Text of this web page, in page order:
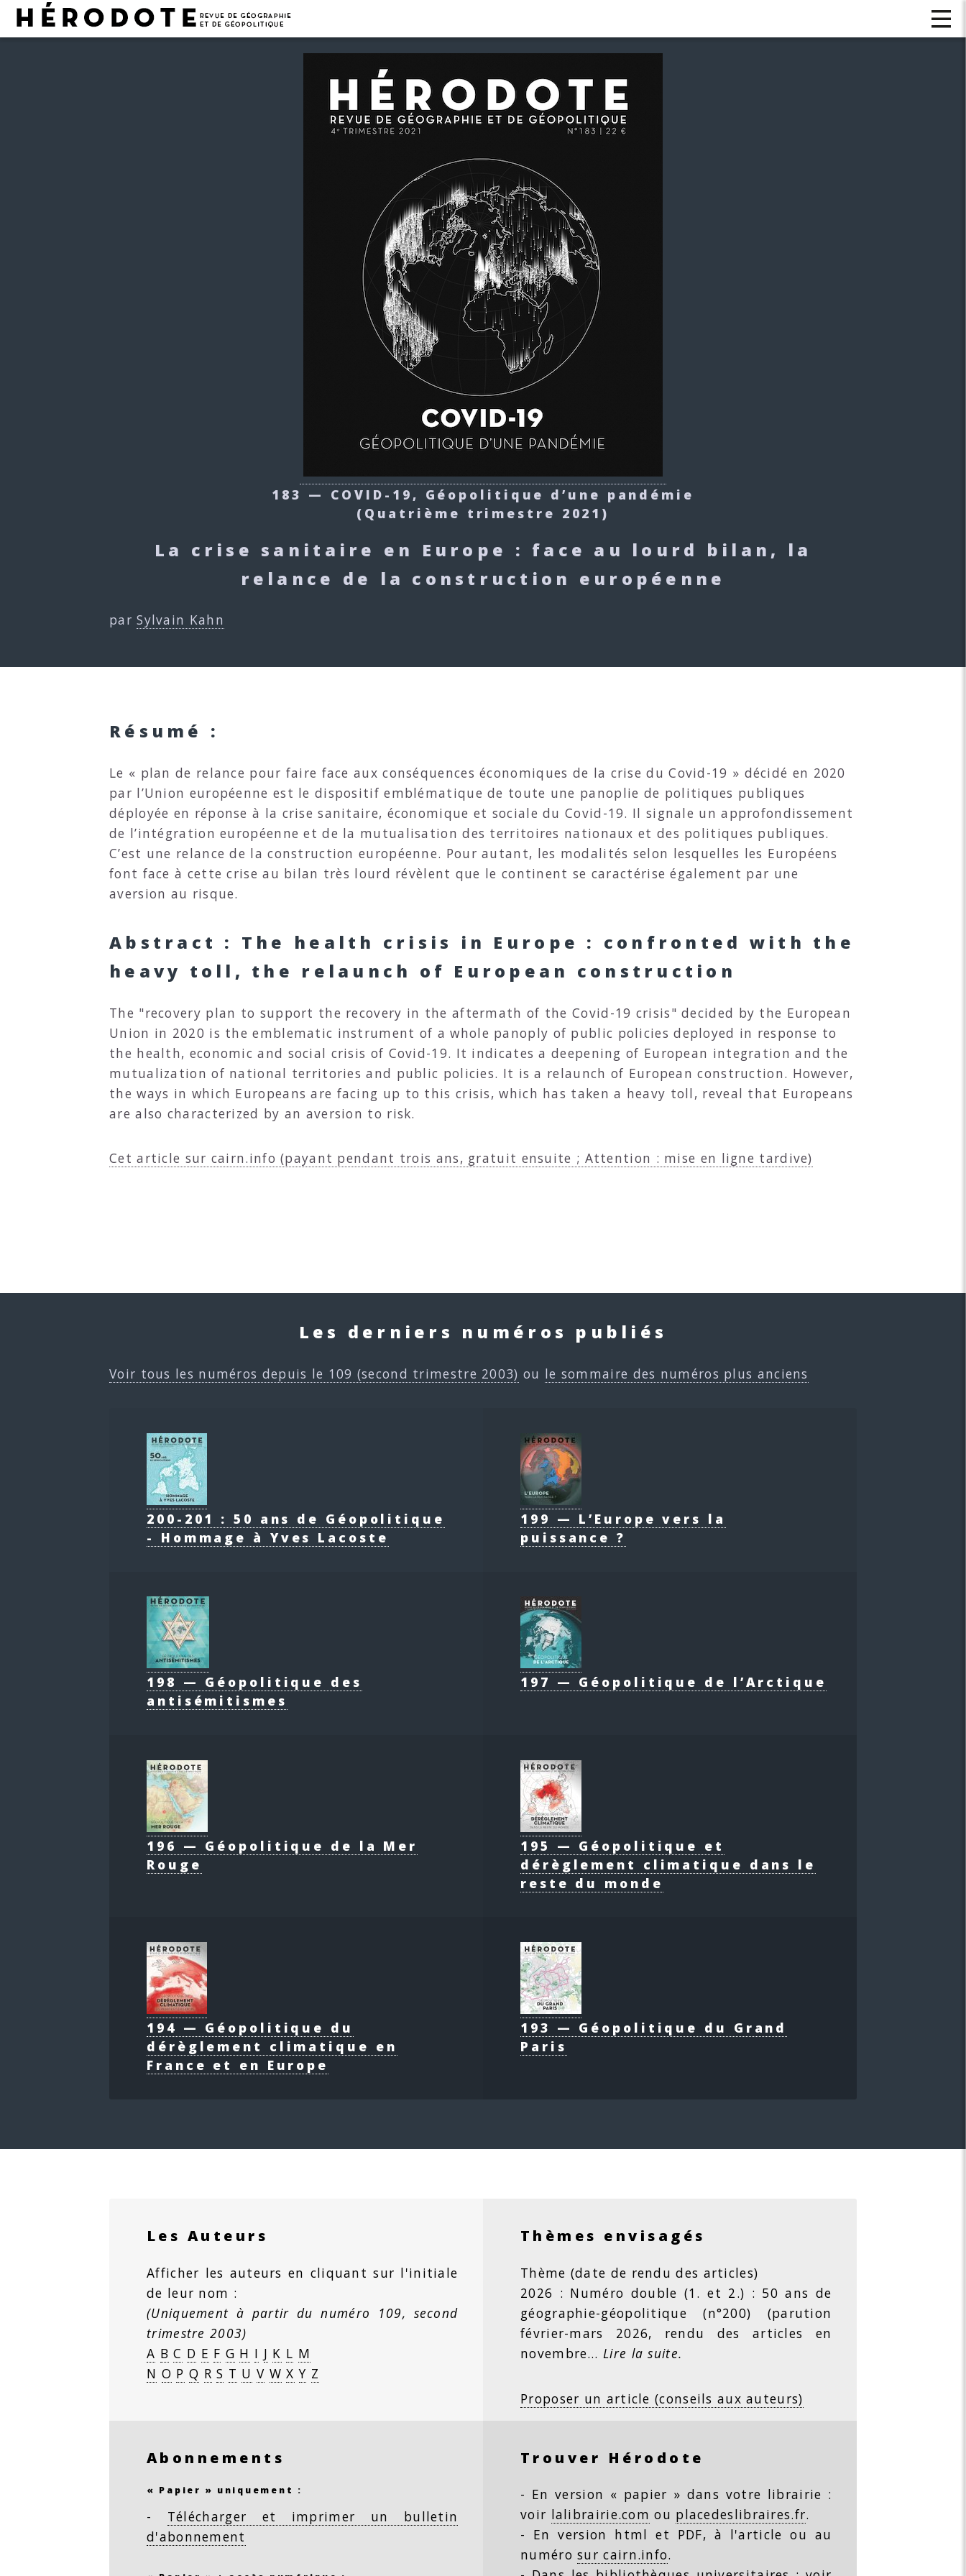
183 — COVID-19, Géopolitique d’une pandémie
(Quatrième trimestre 2021)
La crise sanitaire en Europe : face au lourd bilan, la
relance de la construction européenne
parSylvain Kahn
Résumé :
Le « plan de relance pour faire face aux conséquences économiques de la crise du Covid-19 » décidé en 2020
par l’Union européenne est le dispositif emblématique de toute une panoplie de politiques publiques
déployée en réponse à la crise sanitaire, économique et sociale du Covid-19. Il signale un approfondissement
de l’intégration européenne et de la mutualisation des territoires nationaux et des politiques publiques.
C’est une relance de la construction européenne. Pour autant, les modalités selon lesquelles les Européens
font face à cette crise au bilan très lourd révèlent que le continent se caractérise également par une
aversion au risque.
Abstract : The health crisis in Europe : confronted with the
heavy toll, the relaunch of European construction
The "recovery plan to support the recovery in the aftermath of the Covid-19 crisis" decided by the European
Union in 2020 is the emblematic instrument of a whole panoply of public policies deployed in response to
the health, economic and social crisis of Covid-19. It indicates a deepening of European integration and the
mutualization of national territories and public policies. It is a relaunch of European construction. However,
the ways in which Europeans are facing up to this crisis, which has taken a heavy toll, reveal that Europeans
are also characterized by an aversion to risk.
Cet article sur cairn.info (payant pendant trois ans, gratuit ensuite ; Attention : mise en ligne tardive)
Les derniers numéros publiés
Voir tous les numéros depuis le 109 (second trimestre 2003) ou le sommaire des numéros plus anciens
200-201 : 50 ans de Géopolitique
- Hommage à Yves Lacoste
199 — L’Europe vers la
puissance ?
198 — Géopolitique des
antisémitismes
197 — Géopolitique de l’Arctique
196 — Géopolitique de la Mer
Rouge
195 — Géopolitique et
dérèglement climatique dans le
reste du monde
194 — Géopolitique du
dérèglement climatique en
France et en Europe
193 — Géopolitique du Grand
Paris
Les Auteurs
Afficher les auteurs en cliquant sur l'initiale
de leur nom :
(Uniquement à partir du numéro 109, second
trimestre 2003)
A B C D E F G H I J K L M
N O P Q R S T U V W X Y Z
Thèmes envisagés
Thème (date de rendu des articles)
2026 : Numéro double (1. et 2.) : 50 ans de
géographie-géopolitique (n°200) (parution
février-mars 2026, rendu des articles en
novembre…Lire la suite.
Proposer un article (conseils aux auteurs)
Abonnements
« Papier » uniquement :
- Télécharger et imprimer un bulletin
d'abonnement
Trouver Hérodote
- En version « papier » dans votre librairie :
voir lalibrairie.com ou placedeslibraires.fr.
- En version html et PDF, à l'article ou au
numérosur cairn.info.